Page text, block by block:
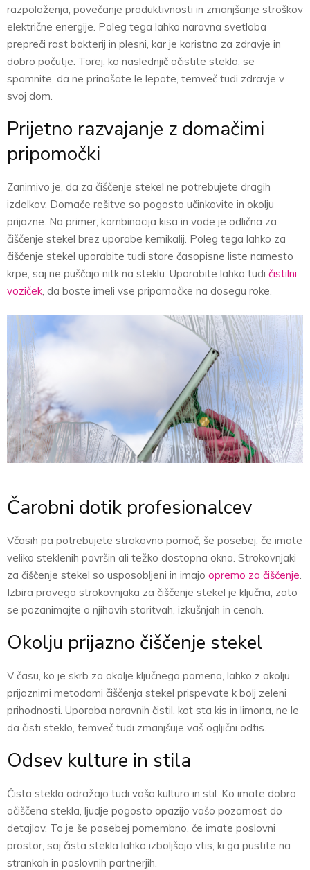
razpoloženja, povečanje produktivnosti in zmanjšanje stroškov
električne energije. Poleg tega lahko naravna svetloba
prepreči rast bakterij in plesni, kar je koristno za zdravje in
dobro počutje. Torej, ko naslednjič očistite steklo, se
spomnite, da ne prinašate le lepote, temveč tudi zdravje v
svoj dom.
Prijetno razvajanje z domačimi
pripomočki
Zanimivo je, da za čiščenje stekel ne potrebujete dragih
izdelkov. Domače rešitve so pogosto učinkovite in okolju
prijazne. Na primer, kombinacija kisa in vode je odlična za
čiščenje stekel brez uporabe kemikalij. Poleg tega lahko za
čiščenje stekel uporabite tudi stare časopisne liste namesto
krpe, saj ne puščajo nitk na steklu. Uporabite lahko tudi čistilni
voziček , da boste imeli vse pripomočke na dosegu roke.
Čarobni dotik profesionalcev
Včasih pa potrebujete strokovno pomoč, še posebej, če imate
veliko steklenih površin ali težko dostopna okna. Strokovnjaki
za čiščenje stekel so usposobljeni in imajo opremo za čiščenje
Izbira pravega strokovnjaka za čiščenje stekel je ključna, zato
se pozanimajte o njihovih storitvah, izkušnjah in cenah.
Okolju prijazno čiščenje stekel
V času, ko je skrb za okolje ključnega pomena, lahko z okolju
prijaznimi metodami čiščenja stekel prispevate k bolj zeleni
prihodnosti. Uporaba naravnih čistil, kot sta kis in limona, ne le
da čisti steklo, temveč tudi zmanjšuje vaš ogljični odtis.
Odsev kulture in stila
Čista stekla odražajo tudi vašo kulturo in stil. Ko imate dobro
očiščena stekla, ljudje pogosto opazijo vašo pozornost do
detajlov. To je še posebej pomembno, če imate poslovni
prostor, saj čista stekla lahko izboljšajo vtis, ki ga pustite na
strankah in poslovnih partnerjih.